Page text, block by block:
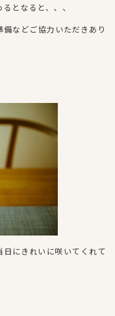
となると、、、
などご協力いただきあり
日にきれいに咲いてくれて